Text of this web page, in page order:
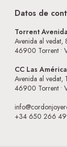
Datos de
Torrent
Avenida al vedat,
46900 Torrent •
CC Las
Avenida al vedat,
46900 Torrent •
+34 650 266